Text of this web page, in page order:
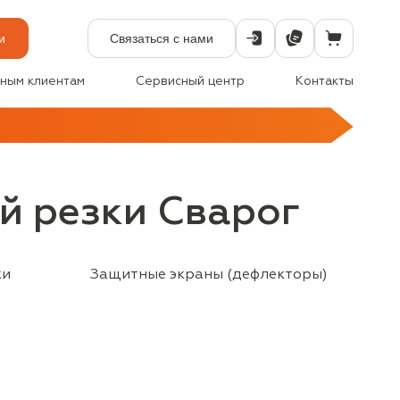
Связаться с нами
клиентам Сервисный центр Контакты
резки Сварог
Защитные экраны (дефлекторы)